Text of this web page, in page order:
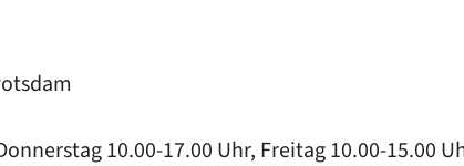
10.00-17.00 Uhr, Freitag 10.00-15.00